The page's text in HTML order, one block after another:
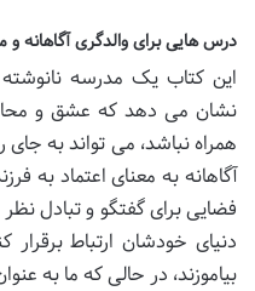
درس هایی برای والدگری آگاهانه و
این کتاب یک مدرسه
نشان می دهد که عشق و
همراه نباشد، می تواند به
آگاهانه به معنای اعتماد به
فضایی برای گفتگو و تبادل نظر
دنیای خودشان ارتباط
بیاموزند، در حالی که ما به